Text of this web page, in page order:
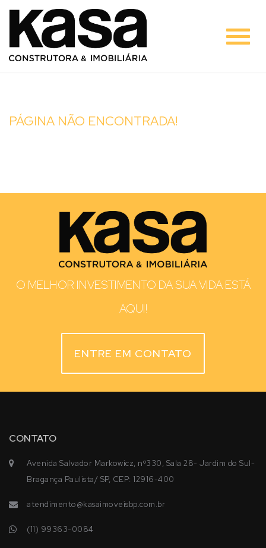
#
PÁGINA NÃO ENCONTRADA!
O MELHOR INVESTIMENTO DA SUA VIDA ESTÁ
AQUI!
ENTRE EM CONTATO
CONTATO
Avenida Salvador Markowicz, nº330, Sala 28- Jardim do Sul-
Bragança Paulista/ SP, CEP: 12916-400
atendimento@kasaimoveisbp.com.br
(11) 99363-0084